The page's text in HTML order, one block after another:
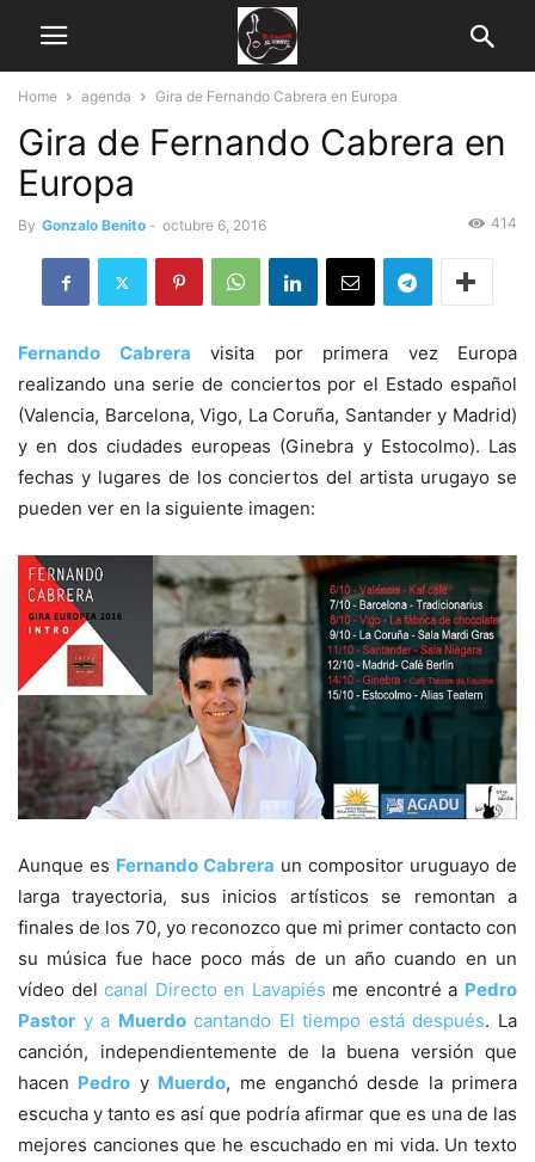
Home agenda Gira de Fernando Cabrera en Europa
Gira de Fernando Cabrera en
Europa
By Gonzalo Benito - octubre 6, 2016 414
Fernando Cabrera visita por primera vez Europa
realizando una serie de conciertos por el Estado español
(Valencia, Barcelona, Vigo, La Coruña, Santander y Madrid)
y en dos ciudades europeas (Ginebra y Estocolmo). Las
fechas y lugares de los conciertos del artista urugayo se
pueden ver en la siguiente imagen:
Aunque es Fernando Cabrera un compositor uruguayo de
larga trayectoria, sus inicios artísticos se remontan a
finales de los 70, yo reconozco que mi primer contacto con
su música fue hace poco más de un año cuando en un
vídeo delcanal Directo en Lavapiés me encontré a Pedro
Pastor y a Muerdocantando El tiempo está después. La
canción, independientemente de la buena versión que
hacen Pedro y Muerdo, me enganchó desde la primera
escucha y tanto es así que podría afirmar que es una de las
mejores canciones que he escuchado en mi vida. Un texto